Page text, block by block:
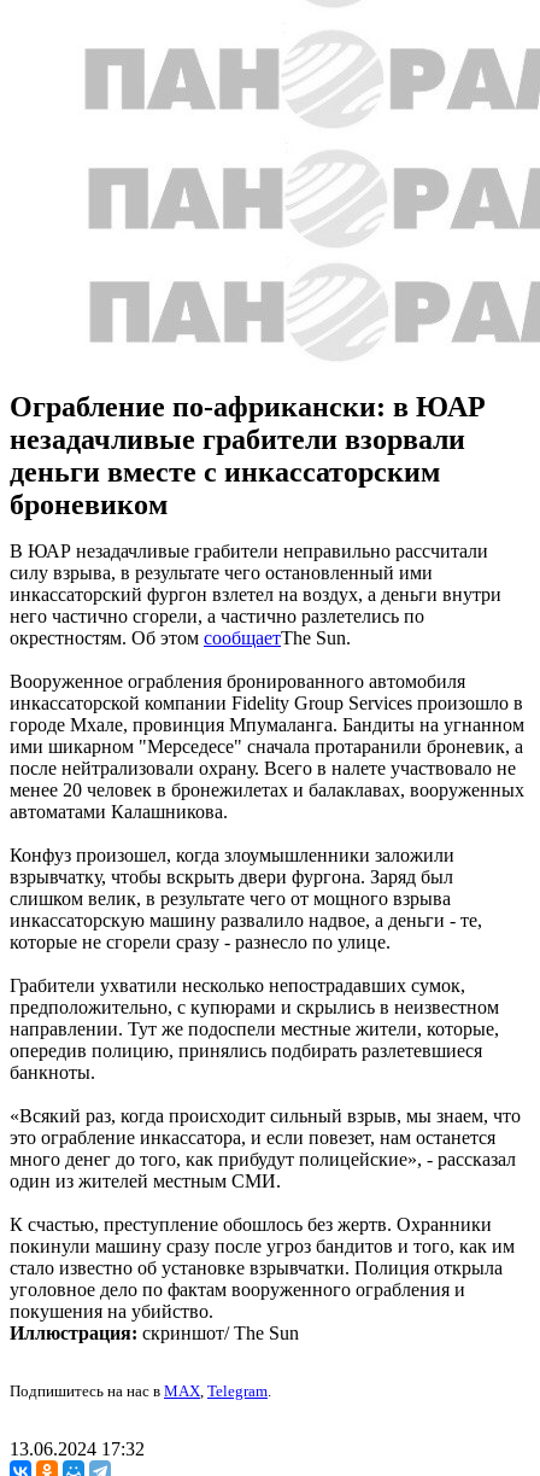
Ограбление по-африкански: в ЮАР
незадачливые грабители взорвали
деньги вместе с инкассаторским
броневиком
В ЮАР незадачливые грабители неправильно рассчитали
силу взрыва, в результате чего остановленный ими
инкассаторский фургон взлетел на воздух, а деньги внутри
него частично сгорели, а частично разлетелись по
окрестностям. Об этом сообщаетThe Sun.
Вооруженное ограбления бронированного автомобиля
инкассаторской компании Fidelity Group Services произошло в
городе Мхале, провинция Мпумаланга. Бандиты на угнанном
ими шикарном "Мерседесе" сначала протаранили броневик, а
после нейтрализовали охрану. Всего в налете участвовало не
менее 20 человек в бронежилетах и балаклавах, вооруженных
автоматами Калашникова.
Конфуз произошел, когда злоумышленники заложили
взрывчатку, чтобы вскрыть двери фургона. Заряд был
слишком велик, в результате чего от мощного взрыва
инкассаторскую машину развалило надвое, а деньги - те,
которые не сгорели сразу - разнесло по улице.
Грабители ухватили несколько непострадавших сумок,
предположительно, с купюрами и скрылись в неизвестном
направлении. Тут же подоспели местные жители, которые,
опередив полицию, принялись подбирать разлетевшиеся
банкноты.
«Всякий раз, когда происходит сильный взрыв, мы знаем, что
это ограбление инкассатора, и если повезет, нам останется
много денег до того, как прибудут полицейские», - рассказал
один из жителей местным СМИ.
К счастью, преступление обошлось без жертв. Охранники
покинули машину сразу после угроз бандитов и того, как им
стало известно об установке взрывчатки. Полиция открыла
уголовное дело по фактам вооруженного ограбления и
покушения на убийство.
Иллюстрация: скриншот/ The Sun
Подпишитесь на нас в MAX, Telegram.
13.06.2024 17:32